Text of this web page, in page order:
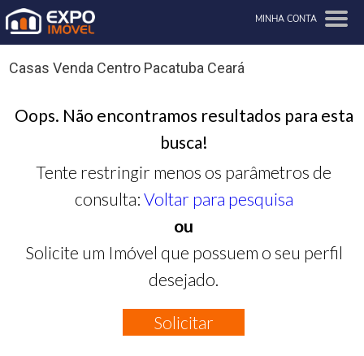
MINHA CONTA
Casas Venda Centro Pacatuba Ceará
Oops. Não encontramos resultados para esta
busca!
Tente restringir menos os parâmetros de
consulta: Voltar para pesquisa
ou
Solicite um Imóvel que possuem o seu perfil
desejado.
Solicitar